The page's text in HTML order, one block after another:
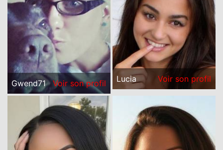
Gwend71 Voir son profil Lucia Voir son profil